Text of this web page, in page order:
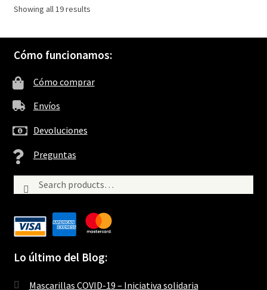
Showing all 19 results
Cómo funcionamos:
Cómo comprar
Envíos
Devoluciones
Preguntas
Search
for:
Search
Lo último del Blog:
Mascarillas COVID-19 – Iniciativa solidaria